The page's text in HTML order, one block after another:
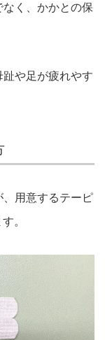
く、かかとの保
や足が疲れやす
、用意するテーピ
。